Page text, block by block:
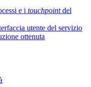
e i touchpointdel
utente del servizio
ottenuta